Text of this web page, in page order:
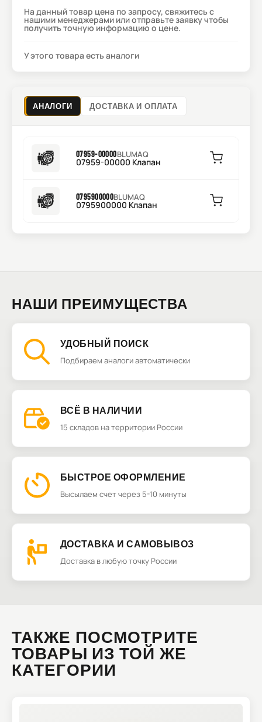
На данный товар цена по запросу, свяжитесь с
нашими менеджерами или отправьте заявку чтобы
получить точную информацию о цене.
У этого товара есть аналоги
АНАЛОГИ ДОСТАВКА И ОПЛАТА
07959-00000BLUMAQ
07959-00000 Клапан
0795900000BLUMAQ
0795900000 Клапан
НАШИ ПРЕИМУЩЕСТВА
УДОБНЫЙ ПОИСК
Подбираем аналоги автоматически
ВСЁ В НАЛИЧИИ
15 складов на территории России
БЫСТРОЕ ОФОРМЛЕНИЕ
Высылаем счет через 5-10 минуты
ДОСТАВКА И САМОВЫВОЗ
Доставка в любую точку России
ТАКЖЕ ПОСМОТРИТЕ
ТОВАРЫ ИЗ ТОЙ ЖЕ
КАТЕГОРИИ